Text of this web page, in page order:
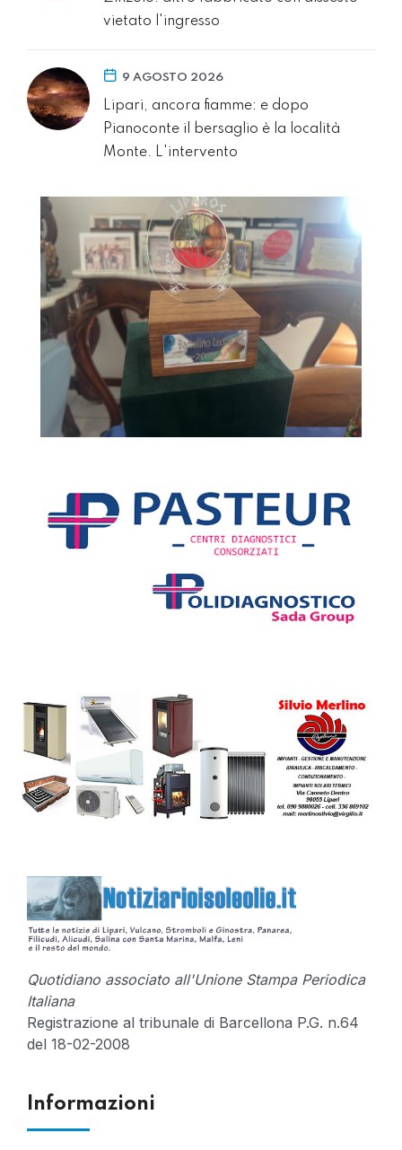
vietato l'ingresso
9 AGOSTO 2026
Lipari, ancora fiamme: e dopo
Pianoconte il bersaglio è la località
Monte. L'intervento
Quotidiano associato all'Unione Stampa Periodica
Italiana
Registrazione al tribunale di Barcellona P.G. n.64
del 18-02-2008
Informazioni